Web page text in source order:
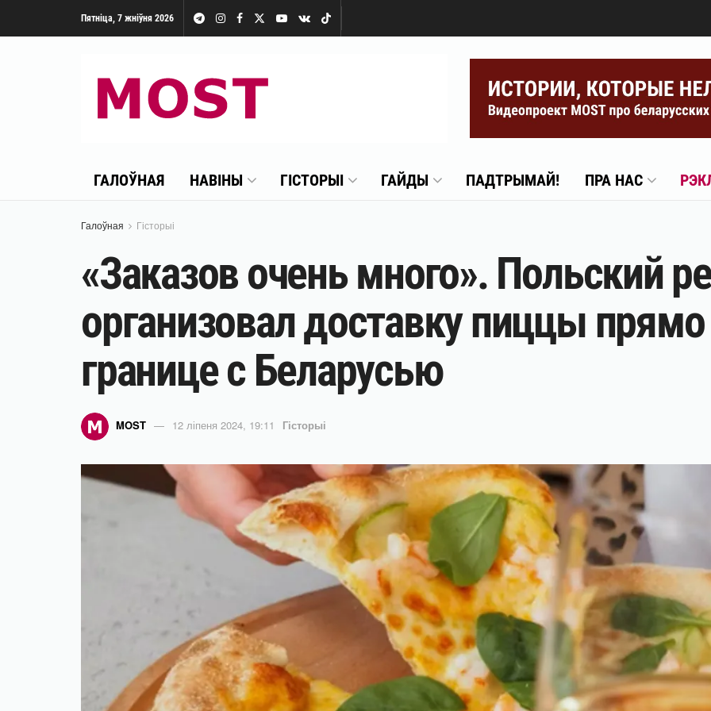
Пятніца, 7 жніўня 2026
ГАЛОЎНАЯ НАВІНЫ ГІСТОРЫІ ГАЙДЫ ПАДТРЫМАЙ! ПРА НАС
Галоўная Гісторыі
«Заказов очень много». Польский
организовал доставку пиццы
границе с Беларусью
MOST 12 ліпеня 2024, 19:11 Гісторыі